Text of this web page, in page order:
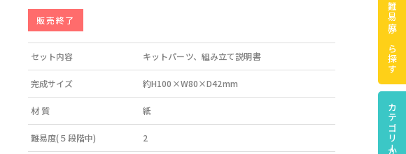
販売終了
セット内容 キットパーツ、組み立て説明書
完成サイズ 約H100×W80×D42mm
材 質 紙
難易度(５段階中) 2
難易度から探す